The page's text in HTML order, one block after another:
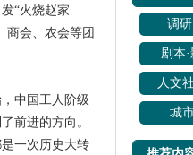
“火烧赵家
商会、农会等团
中国工人阶级
前进的方向。
一次历史大转
调研
剧本
人文
城